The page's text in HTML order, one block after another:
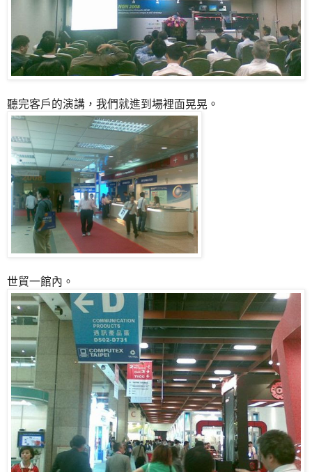
聽完客戶的演講，我們就進到場裡面晃晃。
世貿一館內。